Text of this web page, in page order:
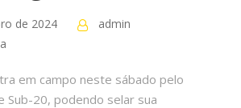
de 2024
admin
em campo neste sábado pelo
Sub-20, podendo selar sua